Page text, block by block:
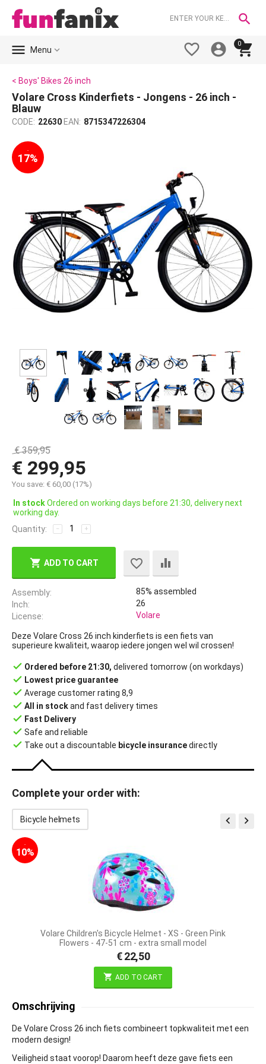

0



 Menu 
< Boys' Bikes 26 inch
Volare Cross Kinderfiets - Jongens - 26 inch -
Blauw
CODE: 22630 EAN: 8715347226304
-
17%
€359,95
€ 299,95
You save: € 60,00 (17%)
In stockOrdered on working days before 21:30, delivery next
working day.
Quantity:
+
−
ADD TO CART
Assembly
85% assembled
Inch
26
License
Volare
Deze Volare Cross 26 inch kinderfiets is een fiets van
superieure kwaliteit, waarop iedere jongen wel wil crossen!
done Ordered before 21:30, delivered tomorrow (on workdays)
done Lowest price guarantee
done Average customer rating 8,9
done All in stockand fast delivery times
done Fast Delivery
done Safe and reliable
done Take out a discountable bicycle insurancedirectly
Complete your order with:
Bicycle helmets  
-
10%
Volare Children's Bicycle Helmet - XS - Green Pink
Flowers - 47-51 cm - extra small model
€22,50
ADD TO CART
Omschrijving
De Volare Cross 26 inch fiets combineert topkwaliteit met een
modern design!
Veiligheid staat voorop! Daarom heeft deze gave fiets een